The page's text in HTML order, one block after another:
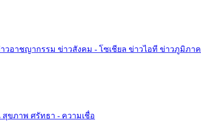
วอาชญากรรม ข่าวสังคม - โซเชียล ข่าวไอที ข่าวภูมิภาค
สุขภาพ ศรัทธา - ความเชื่อ